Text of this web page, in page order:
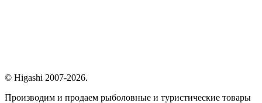
© Higashi 2007-2026.
Производим и продаем рыболовные и туристические товары